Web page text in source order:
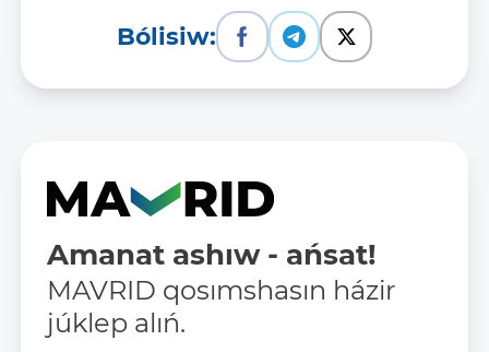
Bólisiw:
Amanat ashıw - ańsat!
MAVRID qosımshasın házir
júklep alıń.